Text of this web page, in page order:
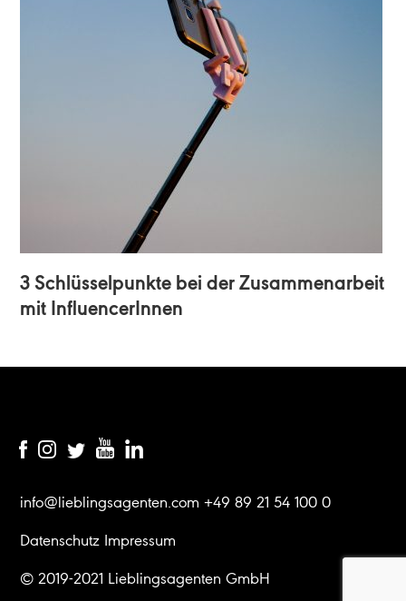
3 Schlüsselpunkte bei der Zusammenarbeit
mit InfluencerInnen
info@lieblingsagenten.com +49 89 21 54 100 0
Datenschutz Impressum
© 2019-2021 Lieblingsagenten GmbH